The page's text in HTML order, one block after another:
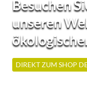
Besuchen
unseren
DIREKT ZUM SHOP